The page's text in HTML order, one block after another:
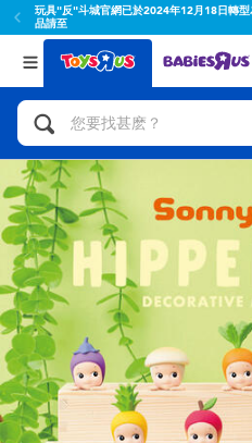
轉型為企業網站 購買商 蝦皮旗艦 或全省各門
返回
分類目錄
人氣英雄,角色扮演,射擊
腳踏車,滑板車,騎乘車
拼砌組合及樂高LEGO
玩具車,貨車,火車及遙
手工藝,文具,蠟筆,泥膠,
娃娃, 芭比,收藏公仔
返回
品牌
Toy Story玩具總動員
Super Mario超級瑪利歐
52TOYS
Fuggler
Miniso名創優品
playpop